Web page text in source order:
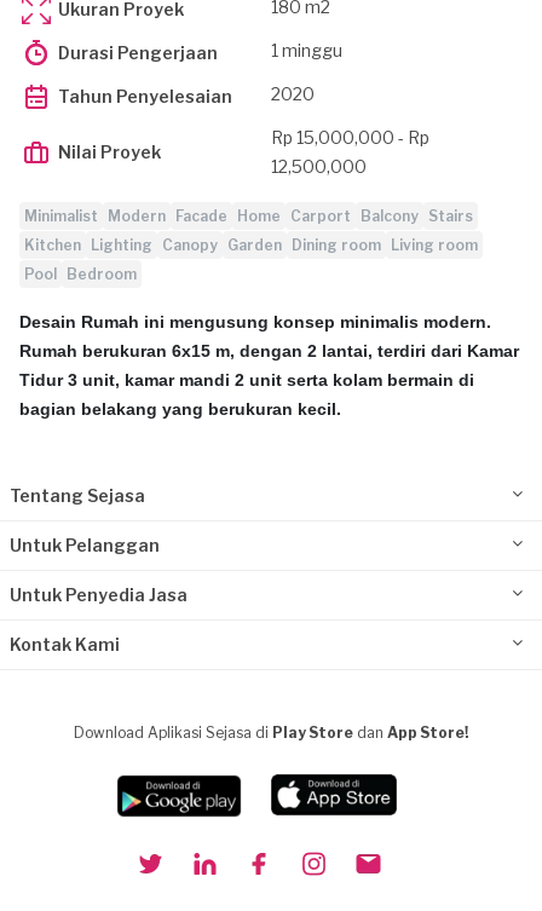
Ukuran Proyek 180 m2
Durasi Pengerjaan 1 minggu
Tahun Penyelesaian 2020
Nilai Proyek
Rp 15,000,000 - Rp
12,500,000
Minimalist Modern Facade Home Carport Balcony Stairs
Kitchen
Lighting Canopy Garden Dining room
Living room
Pool
Bedroom
Desain Rumah ini mengusung konsep minimalis modern.
Rumah berukuran 6x15 m, dengan 2 lantai, terdiri dari Kamar
Tidur 3 unit, kamar mandi 2 unit serta kolam bermain di
bagian belakang yang berukuran kecil.
Tentang Sejasa
Untuk Pelanggan
Untuk Penyedia Jasa
Kontak Kami
Download Aplikasi Sejasa di Play Store dan App Store!